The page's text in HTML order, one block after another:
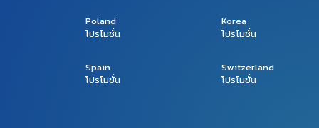
Poland
โปรโมชั่น
Korea
โปรโมชั่น
Spain
โปรโมชั่น
Switzerland
โปรโมชั่น